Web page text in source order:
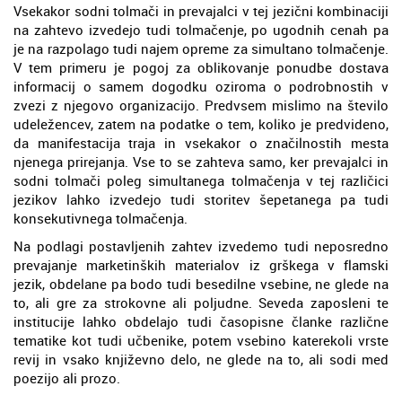
Vsekakor sodni tolmači in prevajalci v tej jezični kombinaciji
na zahtevo izvedejo tudi tolmačenje, po ugodnih cenah pa
je na razpolago tudi najem opreme za simultano tolmačenje.
V tem primeru je pogoj za oblikovanje ponudbe dostava
informacij o samem dogodku oziroma o podrobnostih v
zvezi z njegovo organizacijo. Predvsem mislimo na število
udeležencev, zatem na podatke o tem, koliko je predvideno,
da manifestacija traja in vsekakor o značilnostih mesta
njenega prirejanja. Vse to se zahteva samo, ker prevajalci in
sodni tolmači poleg simultanega tolmačenja v tej različici
jezikov lahko izvedejo tudi storitev šepetanega pa tudi
konsekutivnega tolmačenja.
Na podlagi postavljenih zahtev izvedemo tudi neposredno
prevajanje marketinških materialov iz grškega v flamski
jezik, obdelane pa bodo tudi besedilne vsebine, ne glede na
to, ali gre za strokovne ali poljudne. Seveda zaposleni te
institucije lahko obdelajo tudi časopisne članke različne
tematike kot tudi učbenike, potem vsebino katerekoli vrste
revij in vsako književno delo, ne glede na to, ali sodi med
poezijo ali prozo.